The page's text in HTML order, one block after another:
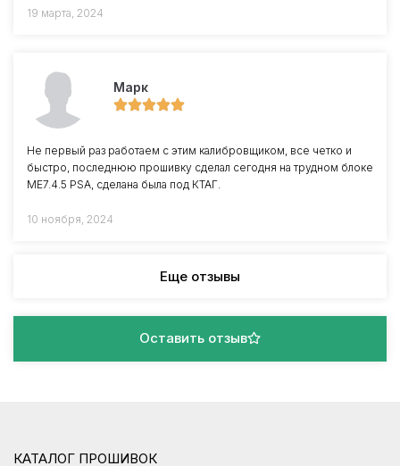
19 марта, 2024
Марк
Не первый раз работаем с этим калибровщиком, все четко и
быстро, последнюю прошивку сделал сегодня на трудном блоке
ME7.4.5 PSA, сделана была под КТАГ.
10 ноября, 2024
Еще отзывы
Оставить отзыв
КАТАЛОГ ПРОШИВОК